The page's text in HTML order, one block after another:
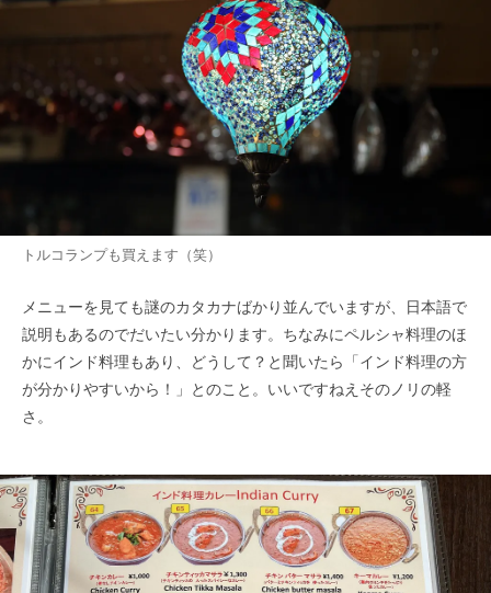
トルコランプも買えます（笑）
メニューを見ても謎のカタカナばかり並んでいますが、日本語で
説明もあるのでだいたい分かります。ちなみにペルシャ料理のほ
かにインド料理もあり、どうして？と聞いたら「インド料理の方
が分かりやすいから！」とのこと。いいですねえそのノリの軽
さ。